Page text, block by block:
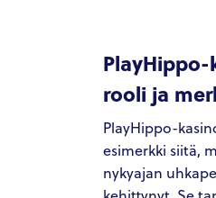
rooli ja
PlayHippo-
esimerkki siitä,
nykyajan